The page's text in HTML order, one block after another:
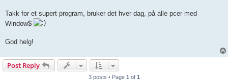
Takk for et supert program, bruker det hver dag, på alle pcer med
Window$
God helg!
Post Reply
3 posts • Page 1of 1